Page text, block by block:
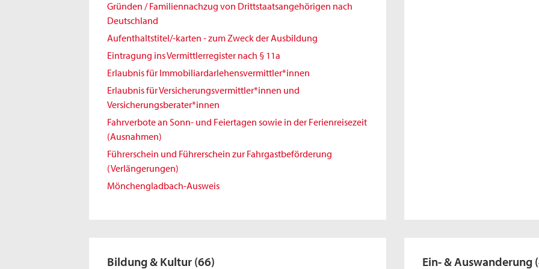
Gründen / Familiennachzug von Drittstaatsangehörigen nach
Deutschland
Aufenthaltstitel/-karten - zum Zweck der Ausbildung
Eintragung ins Vermittlerregister nach § 11a
Erlaubnis für Immobiliardarlehensvermittler*innen
Erlaubnis für Versicherungsvermittler*innen und
Versicherungsberater*innen
Fahrverbote an Sonn- und Feiertagen sowie in der Ferienreisezeit
(Ausnahmen)
Führerschein und Führerschein zur Fahrgastbeförderung
(Verlängerungen)
Mönchengladbach-Ausweis
Bildung & Kultur (66) Ein- & Auswanderung